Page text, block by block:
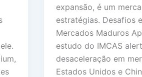
expansão, é um
estratégias. Desafios
Mercados Maduros
estudo do IMCAS
desaceleração em
Estados Unidos e